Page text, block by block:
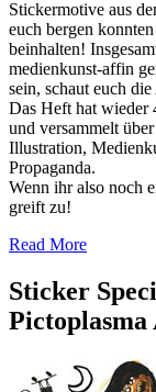
Stickermotive aus
euch bergen
beinhalten!
medienkunst-affin
sein, schaut euch
Das Heft hat wieder
und versammelt
Illustration,
Propaganda.
Wenn ihr also noch
greift zu!
Read More
Sticker